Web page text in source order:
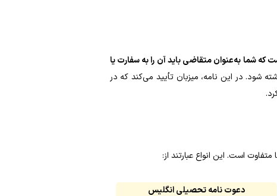
شما به‌عنوان متقاضی باید آن را به سفارت یا
شود. در این نامه، میزبان تأیید می‌کند که در
است. این انواع عبارتند از:
دعوت نامه تحصیلی انگلیس